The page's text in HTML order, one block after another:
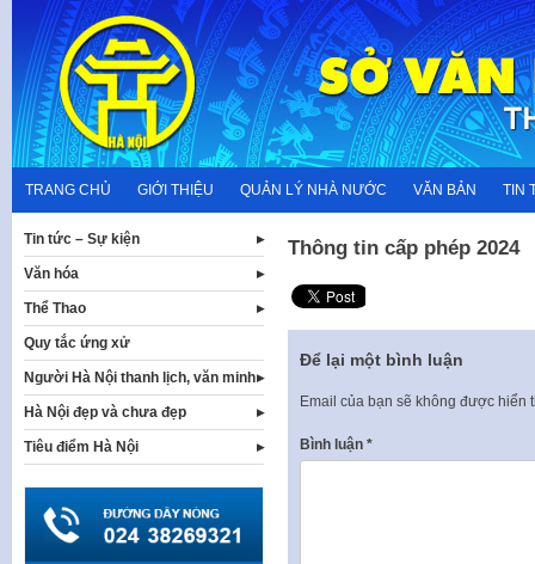
content
TRANG CHỦ GIỚI THIỆU QUẢN LÝ NHÀ NƯỚC VĂN BẢN TIN
Thông tin cấp phép 2024
Để lại một bình luận
Email của bạn sẽ không được hiển
Bình luận *
Tin tức – Sự kiện
Văn hóa
Thể Thao
Quy tắc ứng xử
Người Hà Nội thanh lịch, văn minh
Hà Nội đẹp và chưa đẹp
Tiêu điểm Hà Nội